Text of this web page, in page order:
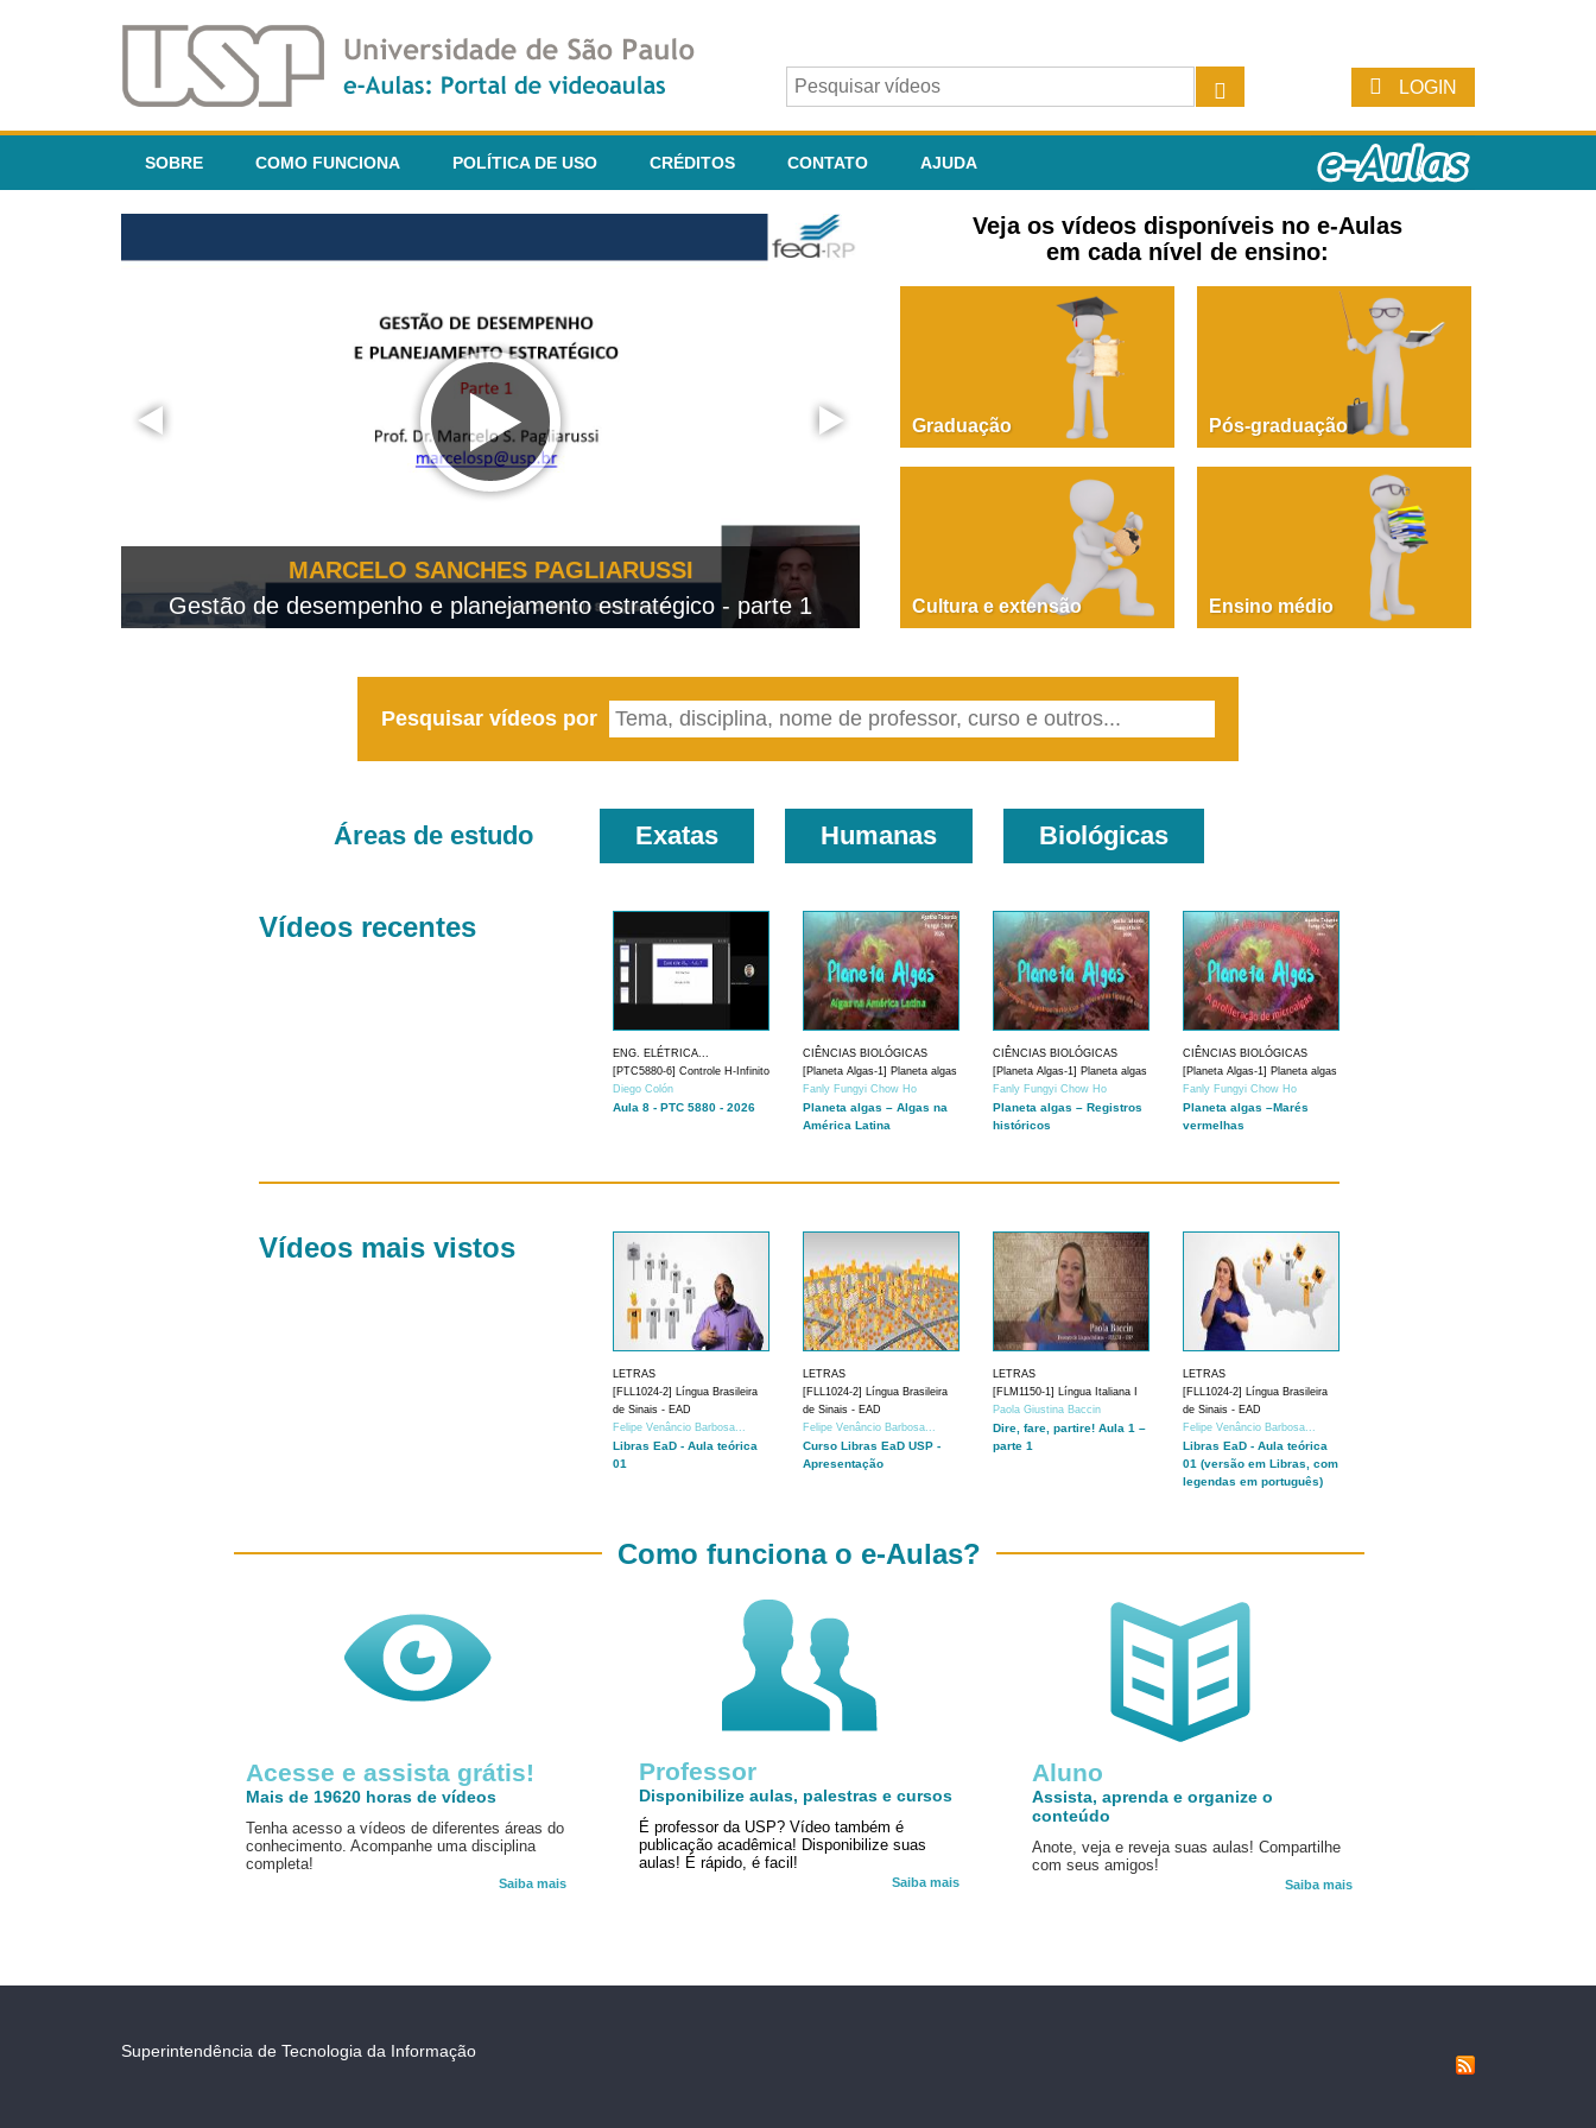
LOGIN
SOBRE COMO FUNCIONA POLÍTICA DE USO CRÉDITOS CONTATO AJUDA
MARCELO SANCHES PAGLIARUSSI
Gestão de desempenho e planejamento estratégico - parte 1
PAOLA GIUSTINA BACCIN
Dire, fare, partire! Aula 1 – parte 1
Veja os vídeos disponíveis no e-Aulas
em cada nível de ensino:
Graduação Pós-graduação
Cultura e extensão Ensino médio
Pesquisar vídeos por
Áreas de estudo Exatas Humanas Biológicas
Vídeos recentes
ENG. ELÉTRICA...
[PTC5880-6] Controle H-Infinito
Diego Colón
Aula 8 - PTC 5880 - 2026
CIÊNCIAS BIOLÓGICAS
[Planeta Algas-1] Planeta algas
Fanly Fungyi Chow Ho
Planeta algas – Algas na
América Latina
CIÊNCIAS BIOLÓGICAS
[Planeta Algas-1] Planeta algas
Fanly Fungyi Chow Ho
Planeta algas – Registros
históricos
CIÊNCIAS BIOLÓGICAS
[Planeta Algas-1] Planeta algas
Fanly Fungyi Chow Ho
Planeta algas –Marés
vermelhas
Vídeos mais vistos
LETRAS
[FLL1024-2] Língua Brasileira
de Sinais - EAD
Felipe Venâncio Barbosa...
Libras EaD - Aula teórica
01
LETRAS
[FLL1024-2] Língua Brasileira
de Sinais - EAD
Felipe Venâncio Barbosa...
Curso Libras EaD USP -
Apresentação
LETRAS
[FLM1150-1] Língua Italiana I
Paola Giustina Baccin
Dire, fare, partire! Aula 1 –
parte 1
LETRAS
[FLL1024-2] Língua Brasileira
de Sinais - EAD
Felipe Venâncio Barbosa...
Libras EaD - Aula teórica
01 (versão em Libras, com
legendas em português)
Acesse e assista grátis!
Mais de 19620 horas de vídeos
Tenha acesso a vídeos de diferentes áreas do
conhecimento. Acompanhe uma disciplina
completa!
Saiba mais
Aluno
Assista, aprenda e organize o
conteúdo
Anote, veja e reveja suas aulas! Compartilhe
com seus amigos!
Saiba mais
Como funciona o e-Aulas?
Professor
Disponibilize aulas, palestras e cursos
É professor da USP? Vídeo também é
publicação acadêmica! Disponibilize suas
aulas! É rápido, é facil!
Saiba mais
Superintendência de Tecnologia da Informação